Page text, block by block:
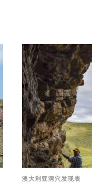
澳大利亚洞穴发现表